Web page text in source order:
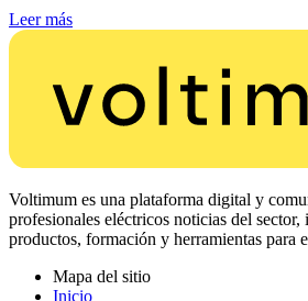
Leer más
Voltimum es una plataforma digital y
profesionales eléctricos noticias del
productos, formación y herramientas para
Mapa del sitio
Inicio